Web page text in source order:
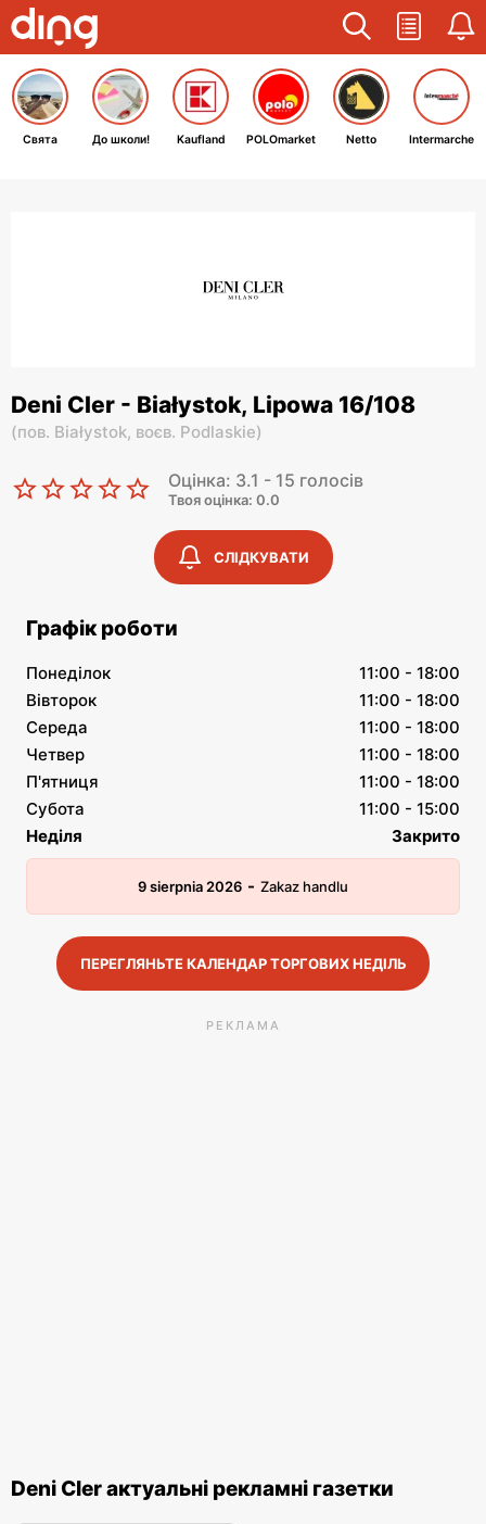
Свята До школи! Kaufland POLOmarket Netto Intermarche
Deni Cler - Białystok, Lipowa 16/108
(пов. Białystok, воєв. Podlaskie)
Оцінка: 3.1 - 15 голосів
Твоя оцінка: 0.0
СЛІДКУВАТИ
Графік роботи
Понеділок
11:00 - 18:00
Вівторок
11:00 - 18:00
Середа
11:00 - 18:00
Четвер
11:00 - 18:00
П'ятниця
11:00 - 18:00
Субота
11:00 - 15:00
Неділя
Закрито
9 sierpnia 2026 - Zakaz handlu
ПЕРЕГЛЯНЬТЕ КАЛЕНДАР ТОРГОВИХ НЕДІЛЬ
РЕКЛАМА
Deni Cler актуальні рекламні газетки